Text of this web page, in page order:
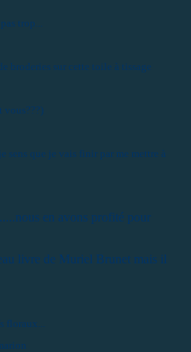
trop...
broderies sur cette toile à tissage
vous???)
sens que je vais finir par me mettre à
en avons profité pour
livre de Muriel Brunet mais il